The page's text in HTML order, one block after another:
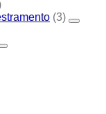
(3)